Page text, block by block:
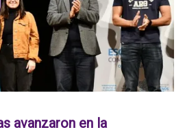
avanzaron en la